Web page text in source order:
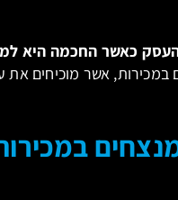
העסק כאשר החכמה היא
במכירות, אשר מוכיחים